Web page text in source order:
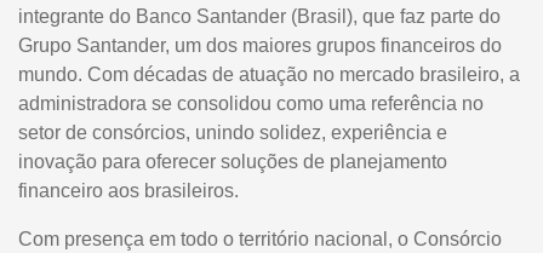
integrante do Banco Santander (Brasil), que faz parte do
Grupo Santander, um dos maiores grupos financeiros do
mundo. Com décadas de atuação no mercado brasileiro, a
administradora se consolidou como uma referência no
setor de consórcios, unindo solidez, experiência e
inovação para oferecer soluções de planejamento
financeiro aos brasileiros.
Com presença em todo o território nacional, o Consórcio